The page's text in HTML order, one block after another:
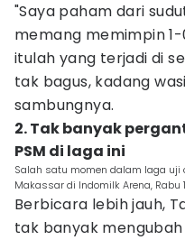
"Saya paham dari
memang memimpin
itulah yang terjadi di
tak bagus, kadang
sambungnya.
2. Tak banyak
PSM di laga ini
Salah satu momen dalam laga uji
Makassar di Indomilk Arena, Rabu
Berbicara lebih jauh,
tak banyak